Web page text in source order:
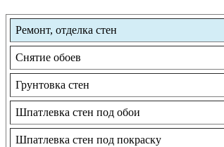
Ремонт, отделка стен
Снятие обоев
Грунтовка стен
Шпатлевка стен под обои
Шпатлевка стен под покраску